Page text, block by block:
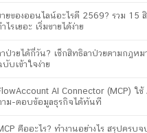
ายของออนไลน์อะไรดี 2569? รวม 15
ำไรเยอะ เริ่มขายได้ง่าย
าป่วยได้กี่วัน? เช็กสิทธิลาป่วยตามกฎหม
บับเข้าใจง่าย
AI Connector (MCP) ใ
าม-ตอบข้อมูลธุรกิจได้ทันที
คืออะไร? ทำงานอย่างไร สรุปครบ